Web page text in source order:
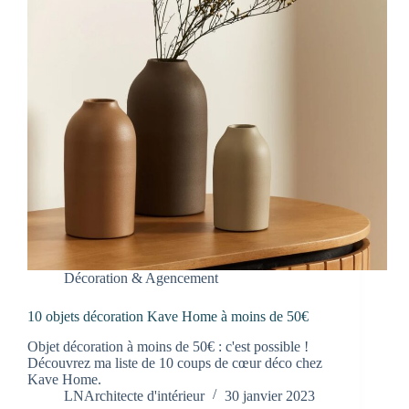
Décoration & Agencement
10 objets décoration Kave Home à moins de 50€
Objet décoration à moins de 50€ : c'est possible !
Découvrez ma liste de 10 coups de cœur déco chez
Kave Home.
LNArchitecte d'intérieur
30 janvier 2023